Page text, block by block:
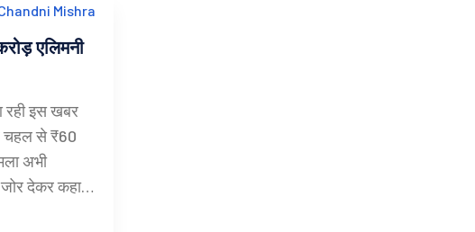
Mishra
एलिमनी
रही इस खबर
चहल से ₹60
अभी
देकर कहा है